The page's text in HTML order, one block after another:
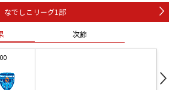
なでしこリーグ1部
次節